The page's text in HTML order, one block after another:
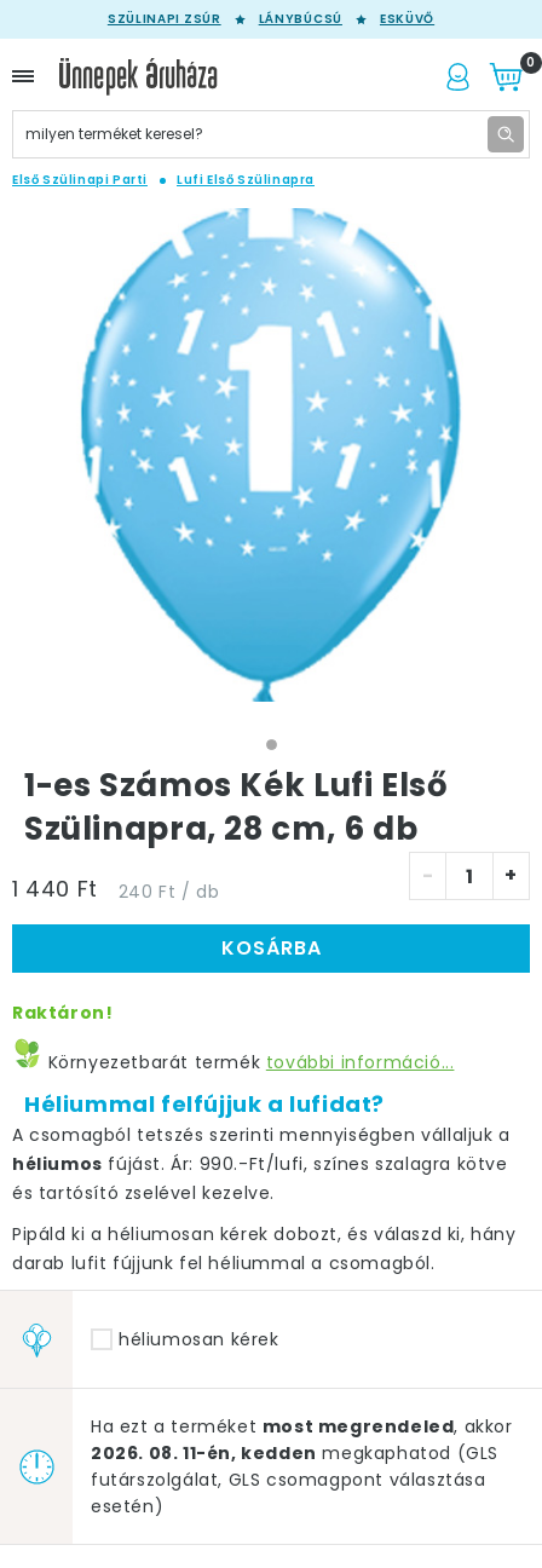
SZÜLINAPI ZSÚR LÁNYBÚCSÚ ESKÜVŐ
0
Első Szülinapi Parti Lufi Első Szülinapra
1-es Számos Kék Lufi Első
Szülinapra, 28 cm, 6 db
1 440 Ft 240 Ft / db
- +
KOSÁRBA
Raktáron!
Környezetbarát termék további információ...
Héliummal felfújjuk a lufidat?
A csomagból tetszés szerinti mennyiségben vállaljuk a
héliumos fújást. Ár: 990.-Ft/lufi, színes szalagra kötve
és tartósító zselével kezelve.
Pipáld ki a héliumosan kérek dobozt, és válaszd ki, hány
darab lufit fújjunk fel héliummal a csomagból.
héliumosan kérek
Ha ezt a terméket most megrendeled, akkor
2026. 08. 11-én, kedden megkaphatod (GLS
futárszolgálat, GLS csomagpont választása
esetén)